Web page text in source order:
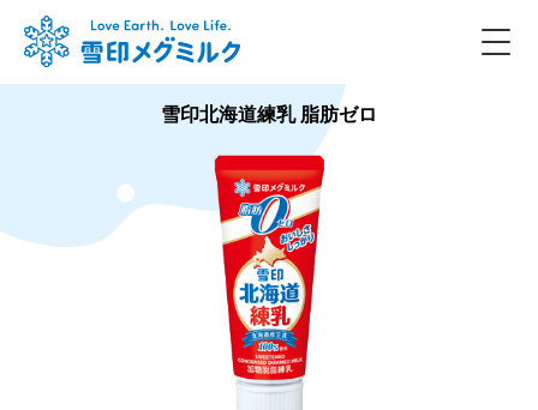
雪印北海道練乳 脂肪ゼロ